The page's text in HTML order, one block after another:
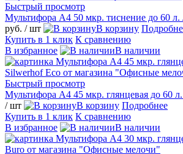
Быстрый просмотр
Мультифора А4 50 мкр. тиснение до 60
руб. / шт В корзину
Купить в 1 клик К сравнению
В избранное
В наличии
Быстрый просмотр
Мультифора А4 45 мкр. глянцевая до 60
/ шт
В корзину Подробнее
Купить в 1 клик К сравнению
В избранное
В наличии